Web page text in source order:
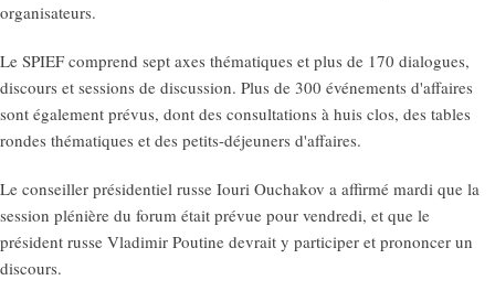
organisateurs.
Le SPIEF comprend sept axes thématiques et plus de 170 dialogues,
discours et sessions de discussion. Plus de 300 événements d'affaires
sont également prévus, dont des consultations à huis clos, des tables
rondes thématiques et des petits-déjeuners d'affaires.
Le conseiller présidentiel russe Iouri Ouchakov a affirmé mardi que la
session plénière du forum était prévue pour vendredi, et que le
président russe Vladimir Poutine devrait y participer et prononcer un
discours.